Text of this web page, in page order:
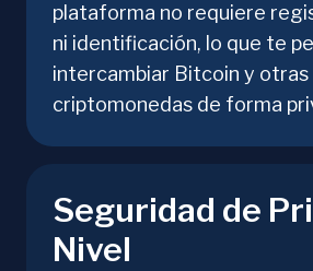
plataforma no requiere
ni identificación, lo que te
intercambiar Bitcoin y otras
criptomonedas de forma
Seguridad de
Nivel